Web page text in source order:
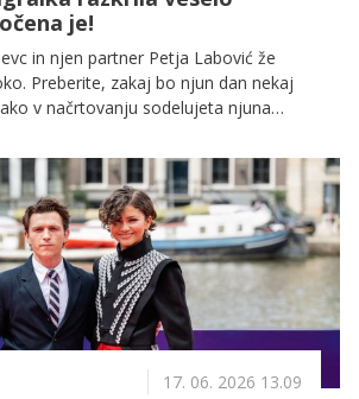
je!
in njen partner Petja Labović že
Preberite, zakaj bo njun dan nekaj
v načrtovanju sodelujeta njuna
17. 06. 2026 13.09